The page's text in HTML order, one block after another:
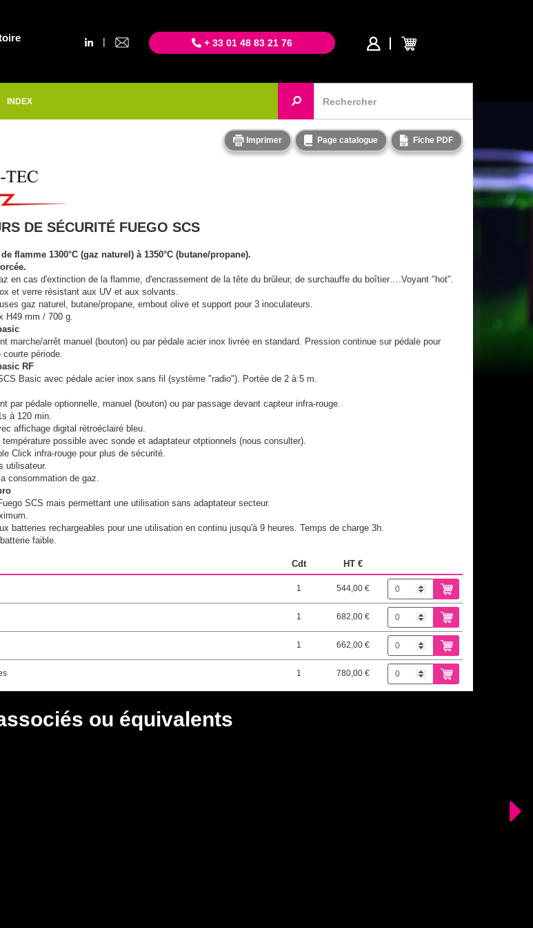
| + 33 01 48 83 21 76
INDEX
Imprimer Page catalogue Fiche PDF
DE SÉCURITÉ FUEGO SCS
flamme 1300°C (gaz naturel) à 1350°C (butane/propane).
en cas d'extinction de la flamme, d'encrassement de la tête du brûleur, de surchauffe du boîtier….Voyant "hot".
et verre résistant aux UV et aux solvants.
gaz naturel, butane/propane, embout olive et support pour 3 inoculateurs.
H49 mm / 700 g.
marche/arrêt manuel (bouton) ou par pédale acier inox livrée en standard. Pression continue sur pédale pour
période.
RF
Basic avec pédale acier inox sans fil (système "radio"). Portée de 2 à 5 m.
par pédale optionnelle, manuel (bouton) ou par passage devant capteur infra-rouge.
à 120 min.
affichage digital rétroéclairé bleu.
température possible avec sonde et adaptateur otptionnels (nous consulter).
Click infra-rouge pour plus de sécurité.
utilisateur.
consommation de gaz.
SCS mais permettant une utilisation sans adaptateur secteur.
batteries rechargeables pour une utilisation en continu jusqu'à 9 heures. Temps de charge 3h.
faible.
Cdt HT €
1 544,00 €
1 682,00 €
1 662,00 €
1 780,00 €
ou équivalents